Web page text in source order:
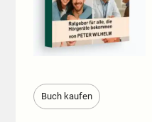
Buch kaufen